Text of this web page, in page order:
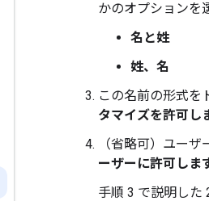
かのオプションを
名と姓
姓、名
この名前の形式を
タマイズを許可し
（省略可）ユー
ーザーに許可しま
手順 3 で説明した